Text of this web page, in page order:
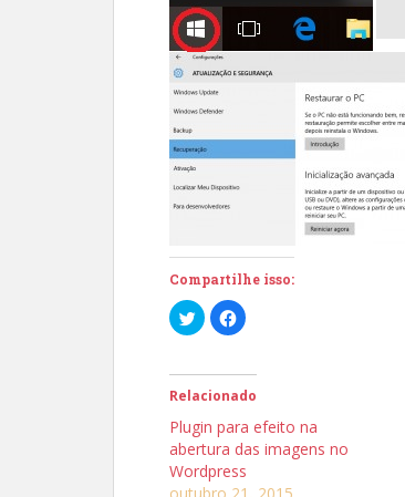
Compartilhe isso:
C
l
e
p
a
r
a
c
o
m
p
C
l
e
p
a
r
a
c
o
m
p
Relacionado
Plugin para efeito na
abertura das imagens no
Wordpress